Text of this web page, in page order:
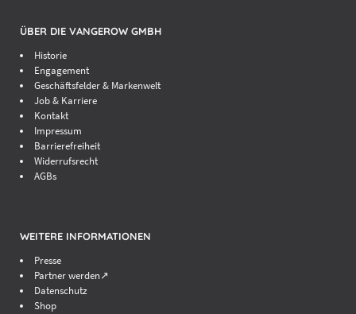
ÜBER DIE VANGEROW GMBH
Historie
Engagement
Geschäftsfelder & Markenwelt
Job & Karriere
Kontakt
Impressum
Barrierefreiheit
Widerrufsrecht
AGBs
WEITERE INFORMATIONEN
Presse
Partner werden↗
Datenschutz
Shop